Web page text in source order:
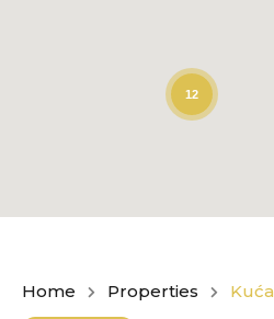
12
Home Properties Kuća